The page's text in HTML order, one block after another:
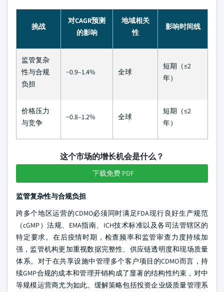
挑战
对CAGR预测
的影响
地域相关
性
影响时间线
监管复杂
性与合规
负担
−0.9–1.4% 全球
短期（≤2
年）
价格压力
与竞争
−0.8–1.2% 全球
短期（≤2
年）
这个市场的增长机会是什么？
下载免费 PDF
监管复杂性与合规负担
跨多个地区运营的CDMO必须同时满足FDA现行良好生产规范
（cGMP）法规、EMA指南、ICH技术标准以及各司法管辖区的
特定要求。在后疫情时期，检查频率和监管审查力度持续加
强，监管机构更加重视数据完整性、供应链透明度和现场质量
体系。对于在共享设施中管理多个客户项目的CDMO而言，持
续GMP合规的成本和管理开销构成了显著的结构性约束，对中
等规模运营商尤为如此。缓解策略包括投资企业级质量管理系